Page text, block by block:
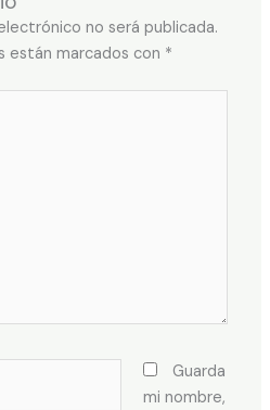
no será publicada.
están marcados con *
Guarda
mi nombre,